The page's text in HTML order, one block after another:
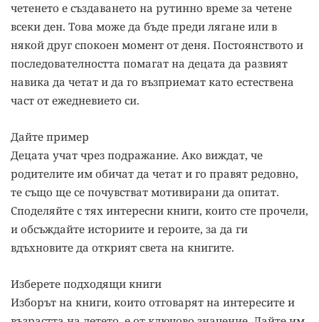
четенето е създаването на рутинно време за четене
всеки ден. Това може да бъде преди лягане или в
някой друг спокоен момент от деня. Постоянството и
последователността помагат на децата да развият
навика да четат и да го възприемат като естествена
част от ежедневието си.
Дайте пример
Децата учат чрез подражание. Ако виждат, че
родителите им обичат да четат и го правят редовно,
те също ще се почувстват мотивирани да опитат.
Споделяйте с тях интересни книги, които сте прочели,
и обсъждайте историите и героите, за да ги
вдъхновите да открият света на книгите.
Изберете подходящи книги
Изборът на книги, които отговарят на интересите и